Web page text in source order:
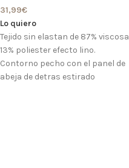
31,99€
Lo quiero
Tejido sin elastan de 87% viscosa
13% poliester efecto lino.
Contorno pecho con el panel de
abeja de detras estirado